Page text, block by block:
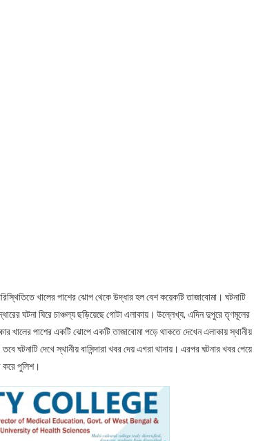
খালের পাশের ঝোপ থেকে উদ্ধার হল বেশ কয়েকটি তাজাবোমা। ঘটনাটি
ঘটনা ঘিরে চাঞ্চল্য ছড়িয়েছে গোটা এলাকায়। উল্লেখ্য, এদিন দুপুরে তৃণমূলের
খালের পাশের একটি ঝোপে একটি তাজাবোমা পড়ে থাকতে দেখেন এলাকায় স্থানীয়
দেখে স্থানীয় বাসিন্দারা খবর দেয় এগরা থানায়। এরপর ঘটনার খবর পেয়ে
করে পুলিশ।